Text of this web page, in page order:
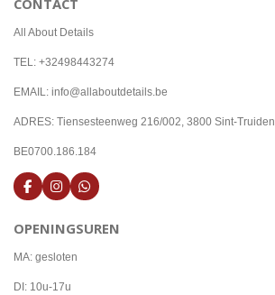
All About Details
TEL: +32498443274
EMAIL: info@allaboutdetails.be
ADRES: Tiensesteenweg 216/002, 3800 Sint-Truiden
BE0700.186.184
F
a
e
o
I
n
t
g
m
W
h
t
OPENINGSUREN
MA: gesloten
DI: 10u-17u